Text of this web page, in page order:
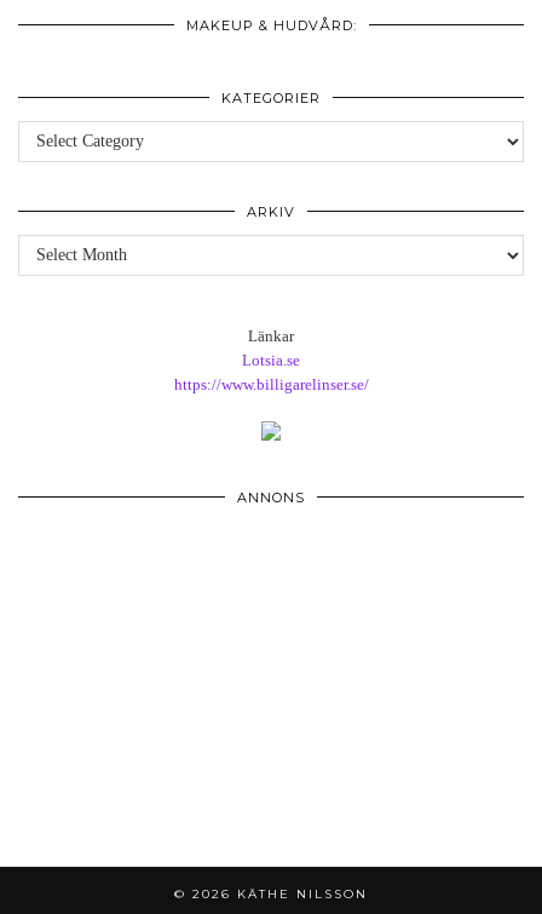
MAKEUP & HUDVÅRD:
KATEGORIER
Kategorier
ARKIV
Arkiv
Länkar
Lotsia.se
https://www.billigarelinser.se/
ANNONS
© 2026 KÄTHE NILSSON